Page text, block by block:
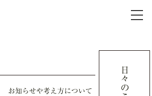
お知らせや考え方について